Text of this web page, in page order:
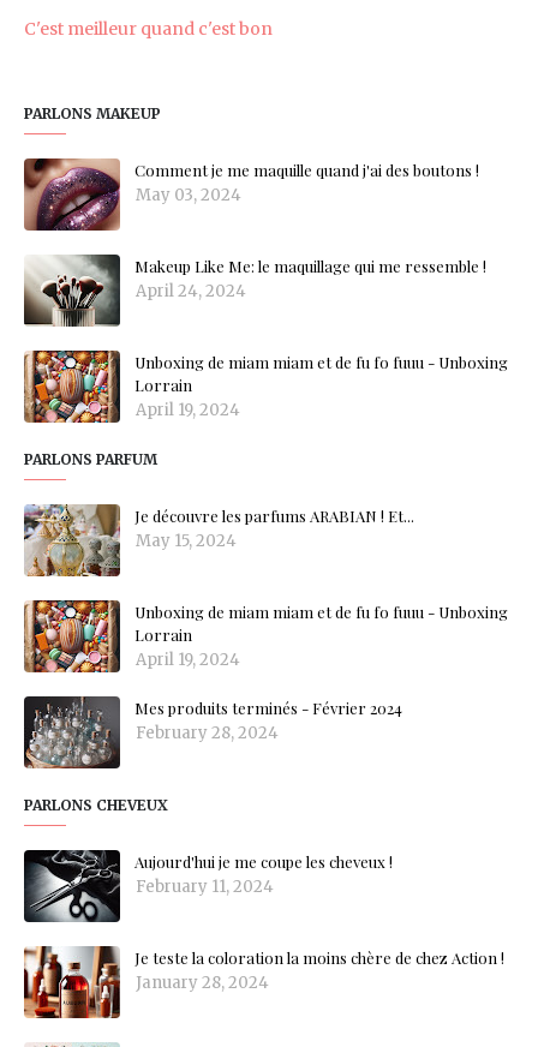
C'est meilleur quand c'est bon
PARLONS MAKEUP
Comment je me maquille quand j'ai des boutons !
May 03, 2024
Makeup Like Me: le maquillage qui me ressemble !
April 24, 2024
Unboxing de miam miam et de fu fo fuuu - Unboxing
Lorrain
April 19, 2024
PARLONS PARFUM
Je découvre les parfums ARABIAN ! Et...
May 15, 2024
Unboxing de miam miam et de fu fo fuuu - Unboxing
Lorrain
April 19, 2024
Mes produits terminés - Février 2024
February 28, 2024
PARLONS CHEVEUX
Aujourd'hui je me coupe les cheveux !
February 11, 2024
Je teste la coloration la moins chère de chez Action !
January 28, 2024